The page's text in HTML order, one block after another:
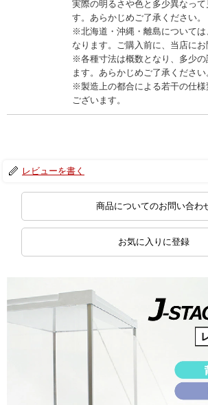
実際の明るさや色と多少異なっ
す。あらかじめご了承ください。
※北海道・沖縄・離島については
なります。ご購入前に、当店にお
※各種寸法は概数となり、多少の
ます。あらかじめご了承ください
※製造上の都合による若干の仕
ございます。
レビューを書く
商品についてのお問い合わ
お気に入りに登録